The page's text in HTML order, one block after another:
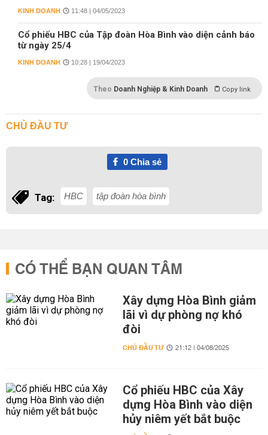
KINH DOANH 11:48 | 04/05/2023
Cổ phiếu HBC của Tập đoàn Hòa Bình vào diện cảnh báo
từ ngày 25/4
KINH DOANH 10:28 | 19/04/2023
Theo Doanh Nghiệp & Kinh Doanh Copy link
CHỦ ĐẦU TƯ
0Chia sẻ
Tag: HBC tập đoàn hòa bình
CÓ THỂ BẠN QUAN TÂM
Xây dựng Hòa Bình giảm
lãi vì dự phòng nợ khó
đòi
CHỦ ĐẦU TƯ 21:12 | 04/08/2025
Cổ phiếu HBC của Xây
dựng Hòa Bình vào diện
hủy niêm yết bắt buộc